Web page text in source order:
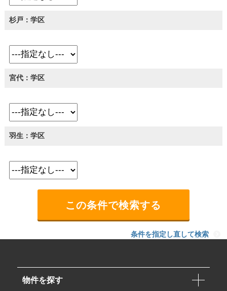
杉戸：学区
宮代：学区
羽生：学区
条件を指定し直して検索
物件を探す